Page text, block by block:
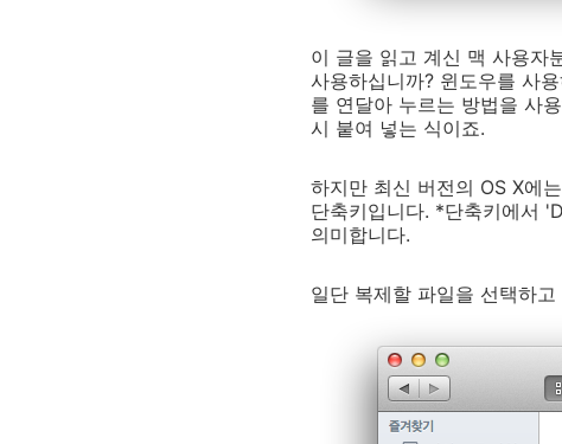
이 글을 읽고 계신 맥 사용자
사용하십니까? 윈도우를 사
를 연달아 누르는 방법을 사
시 붙여 넣는 식이죠.
하지만 최신 버전의 OS X에
단축키입니다. *단축키에서
의미합니다.
일단 복제할 파일을 선택하